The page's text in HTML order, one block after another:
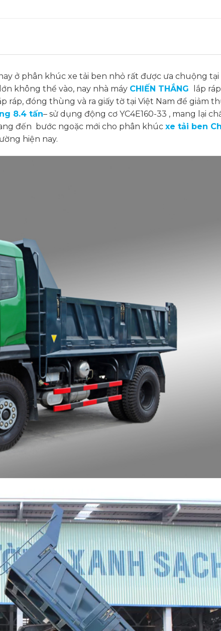
ở phân khúc xe tải ben nhỏ rất được ưa chuộng tại
không thể vào, nay nhà máy CHIẾN THẮNG
lắp
đóng thùng và ra giấy tờ tại Việt Nam để giảm
8.4 tấn– sử dụng động cơ YC4E160-33 , mang lại
đến bước ngoặc mới cho phân khúc xe tải ben
hiện nay.